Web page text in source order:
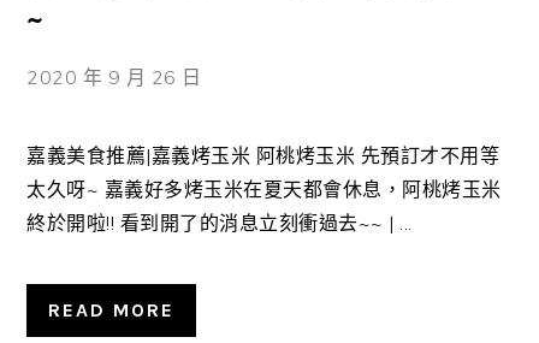
~
2020 年 9 月 26 日
嘉義美食推薦|嘉義烤玉米 阿桃烤玉米 先預訂才不用等
太久呀~ 嘉義好多烤玉米在夏天都會休息，阿桃烤玉米
終於開啦!! 看到開了的消息立刻衝過去~~ | ...
READ MORE